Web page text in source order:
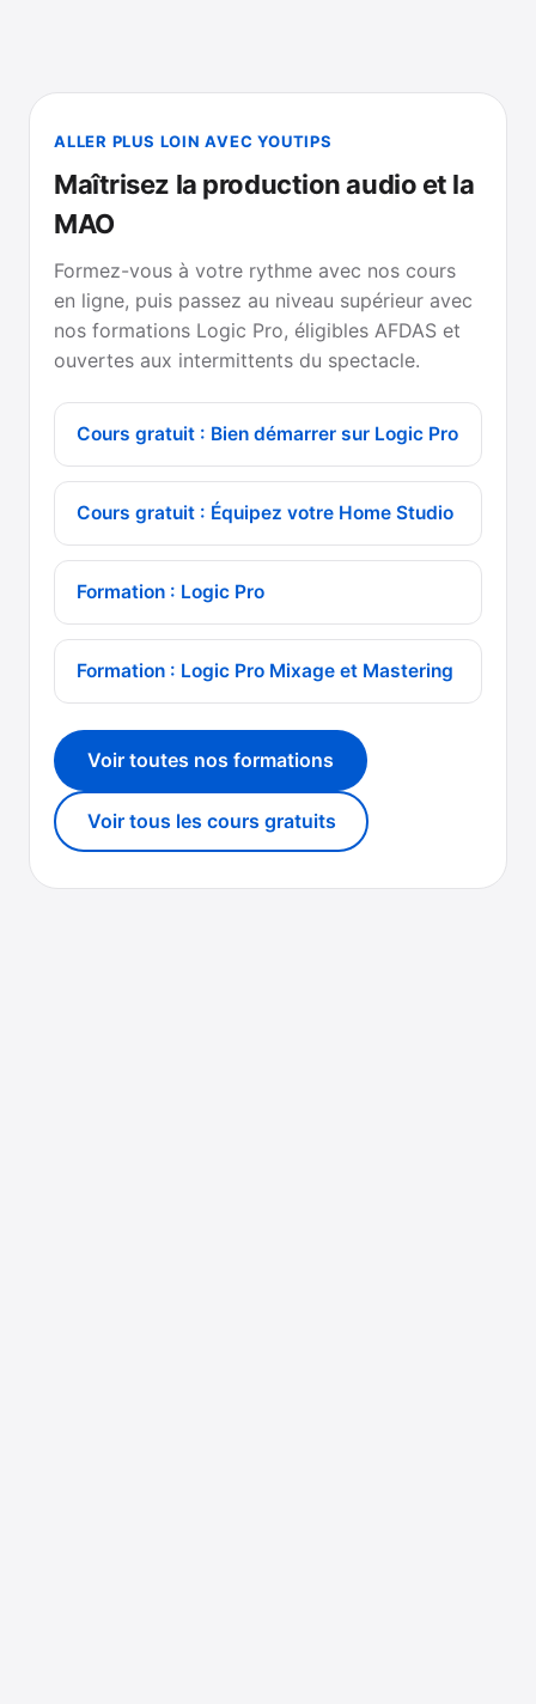
ALLER PLUS LOIN AVEC YOUTIPS
Maîtrisez la production audio et la
MAO
Formez-vous à votre rythme avec nos cours
en ligne, puis passez au niveau supérieur avec
nos formations Logic Pro, éligibles AFDAS et
ouvertes aux intermittents du spectacle.
Cours gratuit : Bien démarrer sur Logic Pro
Cours gratuit : Équipez votre Home Studio
Formation : Logic Pro
Formation : Logic Pro Mixage et Mastering
Voir toutes nos formations
Voir tous les cours gratuits